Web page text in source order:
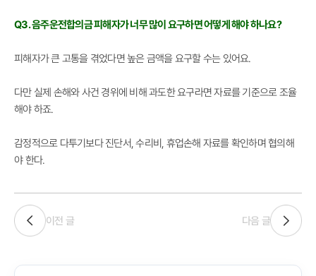
Q3. 음주운전합의금 피해자가 너무 많이 요구하면 어떻게 해야 하나요?
피해자가 큰 고통을 겪었다면 높은 금액을 요구할 수는 있어요.
다만 실제 손해와 사건 경위에 비해 과도한 요구라면 자료를 기준으로 조율
해야 하죠.
감정적으로 다투기보다 진단서, 수리비, 휴업손해 자료를 확인하며 협의해
야 한다.
이전 글 다음 글